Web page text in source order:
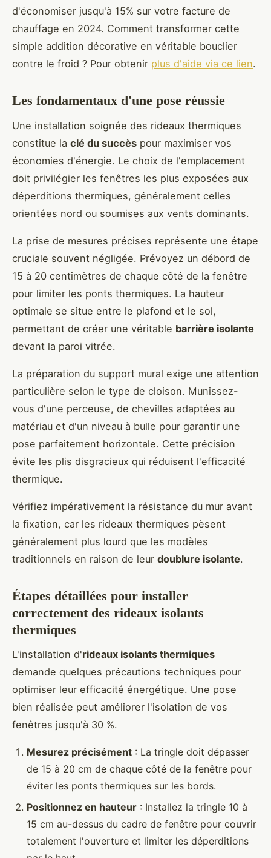
d'économiser jusqu'à 15% sur votre facture de
chauffage en 2024. Comment transformer cette
simple addition décorative en véritable bouclier
contre le froid ? Pour obtenir plus d'aide via ce lien.
Les fondamentaux d'une pose réussie
Une installation soignée des rideaux thermiques
constitue la clé du succès pour maximiser vos
économies d'énergie. Le choix de l'emplacement
doit privilégier les fenêtres les plus exposées aux
déperditions thermiques, généralement celles
orientées nord ou soumises aux vents dominants.
La prise de mesures précises représente une étape
cruciale souvent négligée. Prévoyez un débord de
15 à 20 centimètres de chaque côté de la fenêtre
pour limiter les ponts thermiques. La hauteur
optimale se situe entre le plafond et le sol,
permettant de créer une véritable barrière isolante
devant la paroi vitrée.
La préparation du support mural exige une attention
particulière selon le type de cloison. Munissez-
vous d'une perceuse, de chevilles adaptées au
matériau et d'un niveau à bulle pour garantir une
pose parfaitement horizontale. Cette précision
évite les plis disgracieux qui réduisent l'efficacité
thermique.
Vérifiez impérativement la résistance du mur avant
la fixation, car les rideaux thermiques pèsent
généralement plus lourd que les modèles
traditionnels en raison de leur doublure isolante.
Étapes détaillées pour installer
correctement des rideaux isolants
thermiques
L'installation d'rideaux isolants thermiques
demande quelques précautions techniques pour
optimiser leur efficacité énergétique. Une pose
bien réalisée peut améliorer l'isolation de vos
fenêtres jusqu'à 30 %.
Mesurez précisément : La tringle doit dépasser
de 15 à 20 cm de chaque côté de la fenêtre pour
éviter les ponts thermiques sur les bords.
Positionnez en hauteur : Installez la tringle 10 à
15 cm au-dessus du cadre de fenêtre pour couvrir
totalement l'ouverture et limiter les déperditions